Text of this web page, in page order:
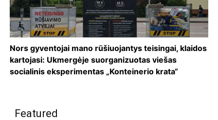
Nors gyventojai mano rūšiuojantys teisingai, klaidos
kartojasi: Ukmergėje suorganizuotas viešas
socialinis eksperimentas „Konteinerio krata“
Featured